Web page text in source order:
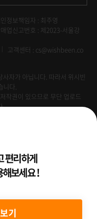
정보책임자 : 최주영
업신고번호 : 제2023-서울강
고객센터 : cs@wishbeen.co
자가 아닙니다. 따라서 위시빈
다.
작권이 있으므로 무단 업로드
.
편리하게
해보세요 !
기